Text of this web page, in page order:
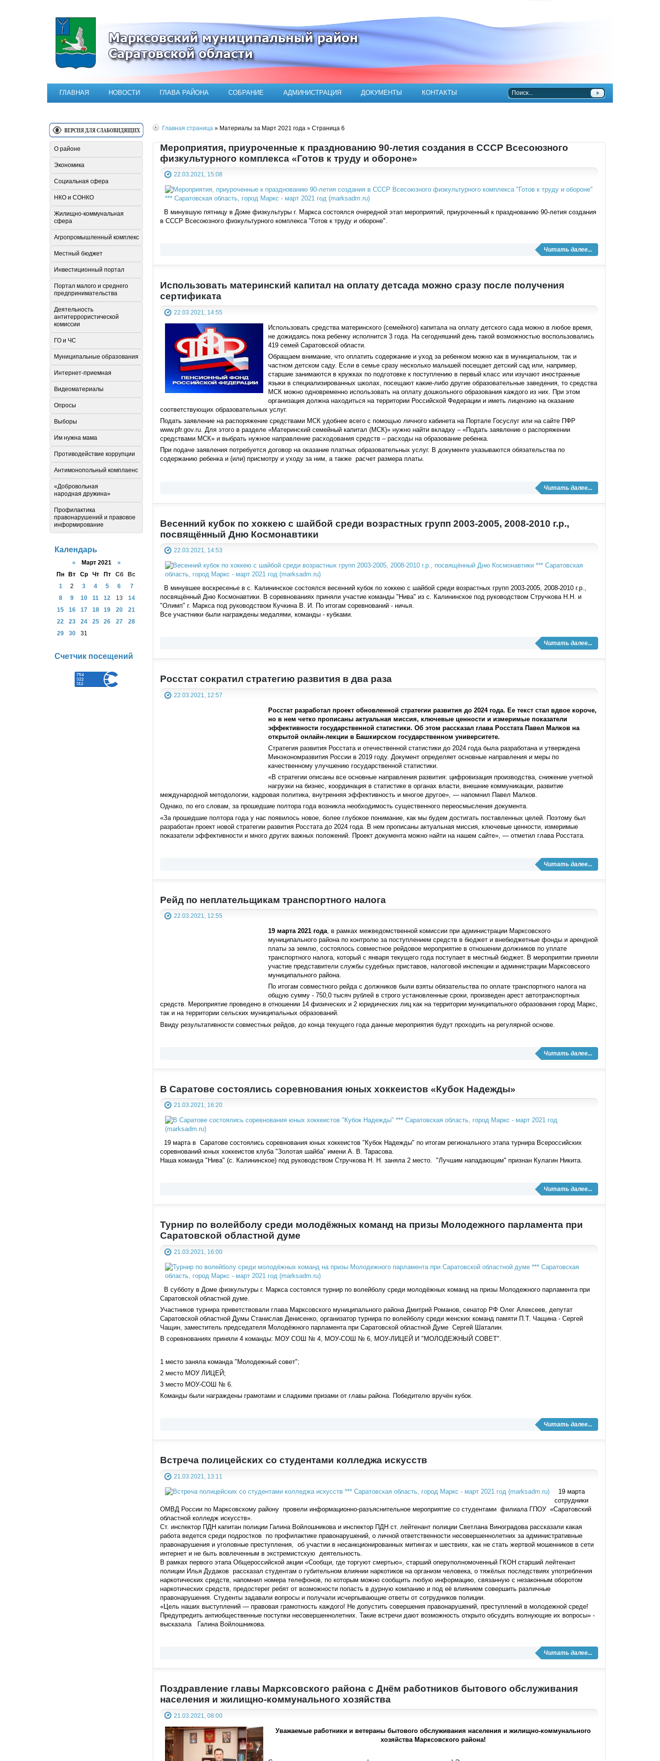
Официальный сайт Марксовского муниципального района
ГЛАВНАЯ НОВОСТИ ГЛАВА РАЙОНА СОБРАНИЕ АДМИНИСТРАЦИЯ ДОКУМЕНТЫ КОНТАКТЫ
Главная страница » Материалы за Март 2021 года » Страница 6
Мероприятия, приуроченные к празднованию 90-летия создания в СССР Всесоюзного
физкультурного комплекса «Готов к труду и обороне»
22.03.2021, 15:08
В минувшую пятницу в Доме физкультуры г. Маркса состоялся очередной этап мероприятий, приуроченный к празднованию 90-летия создания
в СССР Всесоюзного физкультурного комплекса "Готов к труду и обороне".
Читать далее...
Использовать материнский капитал на оплату детсада можно сразу после получения
сертификата
22.03.2021, 14:55
Использовать средства материнского (семейного) капитала на оплату детского сада можно в любое время,
не дожидаясь пока ребенку исполнится 3 года. На сегодняшний день такой возможностью воспользовались
419 семей Саратовской области.
Обращаем внимание, что оплатить содержание и уход за ребенком можно как в муниципальном, так и
частном детском саду. Если в семье сразу несколько малышей посещает детский сад или, например,
старшие занимаются в кружках по подготовке к поступлению в первый класс или изучают иностранные
языки в специализированных школах, посещают какие-либо другие образовательные заведения, то средства
МСК можно одновременно использовать на оплату дошкольного образования каждого из них. При этом
организация должна находиться на территории Российской Федерации и иметь лицензию на оказание
соответствующих образовательных услуг.
Подать заявление на распоряжение средствами МСК удобнее всего с помощью личного кабинета на Портале Госуслуг или на сайте ПФР
www.pfr.gov.ru. Для этого в разделе «Материнский семейный капитал (МСК)» нужно найти вкладку – «Подать заявление о распоряжении
средствами МСК» и выбрать нужное направление расходования средств – расходы на образование ребенка.
При подаче заявления потребуется договор на оказание платных образовательных услуг. В документе указываются обязательства по
содержанию ребенка и (или) присмотру и уходу за ним, а также расчет размера платы.
Читать далее...
Весенний кубок по хоккею с шайбой среди возрастных групп 2003-2005, 2008-2010 г.р.,
посвящённый Дню Космонавтики
22.03.2021, 14:53
В минувшее воскресенье в с. Калининское состоялся весенний кубок по хоккею с шайбой среди возрастных групп 2003-2005, 2008-2010 г.р.,
посвящённый Дню Космонавтики. В соревнованиях приняли участие команды "Нива" из с. Калининское под руководством Стручкова Н.Н. и
"Олимп" г. Маркса под руководством Кучкина В. И. По итогам соревнований - ничья.
Все участники были награждены медалями, команды - кубками.
Читать далее...
Росстат сократил стратегию развития в два раза
22.03.2021, 12:57
Росстат разработал проект обновленной стратегии развития до 2024 года. Ее текст стал вдвое короче,
но в нем четко прописаны актуальная миссия, ключевые ценности и измеримые показатели
эффективности государственной статистики. Об этом рассказал глава Росстата Павел Малков на
открытой онлайн-лекции в Башкирском государственном университете.
Стратегия развития Росстата и отечественной статистики до 2024 года была разработана и утверждена
Минэкономразвития России в 2019 году. Документ определяет основные направления и меры по
качественному улучшению государственной статистики.
«В стратегии описаны все основные направления развития: цифровизация производства, снижение учетной
нагрузки на бизнес, координация в статистике в органах власти, внешние коммуникации, развитие
международной методологии, кадровая политика, внутренняя эффективность и многое другое», — напомнил Павел Малков.
Однако, по его словам, за прошедшие полтора года возникла необходимость существенного переосмысления документа.
«За прошедшие полтора года у нас появилось новое, более глубокое понимание, как мы будем достигать поставленных целей. Поэтому был
разработан проект новой стратегии развития Росстата до 2024 года. В нем прописаны актуальная миссия, ключевые ценности, измеримые
показатели эффективности и много других важных положений. Проект документа можно найти на нашем сайте», — отметил глава Росстата.
Читать далее...
Рейд по неплательщикам транспортного налога
22.03.2021, 12:55
19 марта 2021 года, в рамках межведомственной комиссии при администрации Марксовского
муниципального района по контролю за поступлением средств в бюджет и внебюджетные фонды и арендной
платы за землю, состоялось совместное рейдовое мероприятие в отношении должников по уплате
транспортного налога, который с января текущего года поступает в местный бюджет. В мероприятии приняли
участие представители службы судебных приставов, налоговой инспекции и администрации Марксовского
муниципального района.
По итогам совместного рейда с должников были взяты обязательства по оплате транспортного налога на
общую сумму - 750,0 тысяч рублей в строго установленные сроки, произведен арест автотранспортных
средств. Мероприятие проведено в отношении 14 физических и 2 юридических лиц как на территории муниципального образования город Маркс,
так и на территории сельских муниципальных образований.
Ввиду результативности совместных рейдов, до конца текущего года данные мероприятия будут проходить на регулярной основе.
Читать далее...
В Саратове состоялись соревнования юных хоккеистов «Кубок Надежды»
21.03.2021, 16:20
19 марта в Саратове состоялись соревнования юных хоккеистов "Кубок Надежды" по итогам регионального этапа турнира Всероссийских
соревнований юных хоккеистов клуба "Золотая шайба" имени А. В. Тарасова.
Наша команда "Нива" (с. Калининское) под руководством Стручкова Н. Н. заняла 2 место. "Лучшим нападающим" признан Кулагин Никита.
Читать далее...
Турнир по волейболу среди молодёжных команд на призы Молодежного парламента при
Саратовской областной думе
21.03.2021, 16:00
В субботу в Доме физкультуры г. Маркса состоялся турнир по волейболу среди молодёжных команд на призы Молодежного парламента при
Саратовской областной думе.
Участников турнира приветствовали глава Марксовского муниципального района Дмитрий Романов, сенатор РФ Олег Алексеев, депутат
Саратовской областной Думы Станислав Денисенко, организатор турнира по волейболу среди женских команд памяти П.Т. Чащина - Сергей
Чащин, заместитель председателя Молодёжного парламента при Саратовской областной Думе Сергей Шаталин.
В соревнованиях приняли 4 команды: МОУ СОШ № 4, МОУ-СОШ № 6, МОУ-ЛИЦЕЙ И "МОЛОДЕЖНЫЙ СОВЕТ".
1 место заняла команда "Молодежный совет";
2 место МОУ ЛИЦЕЙ;
3 место МОУ-СОШ № 6.
Команды были награждены грамотами и сладкими призами от главы района. Победителю вручён кубок.
Читать далее...
Встреча полицейских со студентами колледжа искусств
21.03.2021, 13:11
19 марта
сотрудники
ОМВД России по Марксовскому району провели информационно-разъяснительное мероприятие со студентами филиала ГПОУ «Саратовский
областной колледж искусств».
Ст. инспектор ПДН капитан полиции Галина Войлошникова и инспектор ПДН ст. лейтенант полиции Светлана Виноградова рассказали какая
работа ведется среди подростков по профилактике правонарушений, о личной ответственности несовершеннолетних за административные
правонарушения и уголовные преступления, об участии в несанкционированных митингах и шествиях, как не стать жертвой мошенников в сети
интернет и не быть вовлеченным в экстремистскую деятельность.
В рамках первого этапа Общероссийской акции «Сообщи, где торгуют смертью», старший оперуполномоченный ГКОН старший лейтенант
полиции Илья Дудаков рассказал студентам о губительном влиянии наркотиков на организм человека, о тяжёлых последствиях употребления
наркотических средств, напомнил номера телефонов, по которым можно сообщить любую информацию, связанную с незаконным оборотом
наркотических средств, предостерег ребят от возможности попасть в дурную компанию и под её влиянием совершить различные
правонарушения. Студенты задавали вопросы и получали исчерпывающие ответы от сотрудников полиции.
«Цель наших выступлений — правовая грамотность каждого! Не допустить совершения правонарушений, преступлений в молодежной среде!
Предупредить антиобщественные поступки несовершеннолетних. Такие встречи дают возможность открыто обсудить волнующие их вопросы» -
высказала Галина Войлошникова.
Читать далее...
Поздравление главы Марксовского района c Днём работников бытового обслуживания
населения и жилищно-коммунального хозяйства
21.03.2021, 08:00
Уважаемые работники и ветераны бытового обслуживания населения и жилищно-коммунального
хозяйства Марксовского района!
О районе
Экономика
Социальная сфера
НКО и СОНКО
Жилищно-коммунальная
сфера
Агропромышленный комплекс
Местный бюджет
Инвестиционный портал
Портал малого и среднего
предпринимательства
Деятельность
антитеррористической
комиссии
ГО и ЧС
Муниципальные образования
Интернет-приемная
Видеоматериалы
Опросы
Выборы
Им нужна мама
Противодействие коррупции
Антимонопольный комплаенс
«Добровольная
народная дружина»
Профилактика
правонарушений и правовое
информирование
Календарь
« Март 2021 »
Пн
Вт Ср Чт Пт Сб
Вс
1
2 3 4 5 6
7
8
9 10 11 12 13
14
15
16 17 18 19 20
21
22
23 24 25 26 27
28
29
30 31
Счетчик посещений